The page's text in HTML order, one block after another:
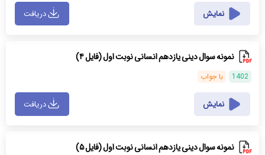
نمایش دریافت
نمونه سوال دینی یازدهم انسانی نوبت اول (فایل ۴)
1402 با جواب
نمایش دریافت
نمونه سوال دینی یازدهم انسانی نوبت اول (فایل ۵)